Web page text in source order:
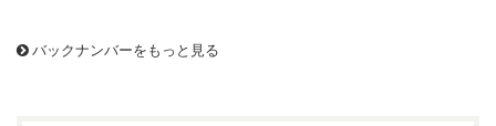
バックナンバーをもっと見る